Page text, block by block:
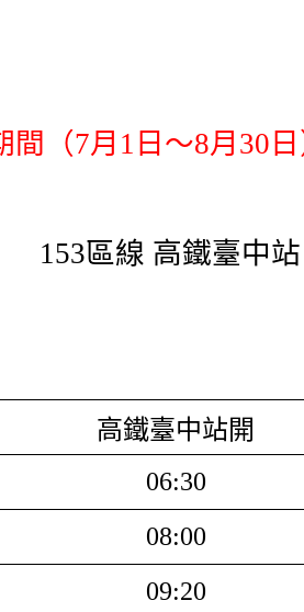
（7月1日～8月30
153區線 高鐵臺中
高鐵臺中站開
06:30
08:00
09:20